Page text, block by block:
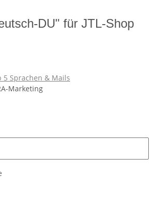
DU" für JTL-Shop
5 Sprachen & Mails
Marketing